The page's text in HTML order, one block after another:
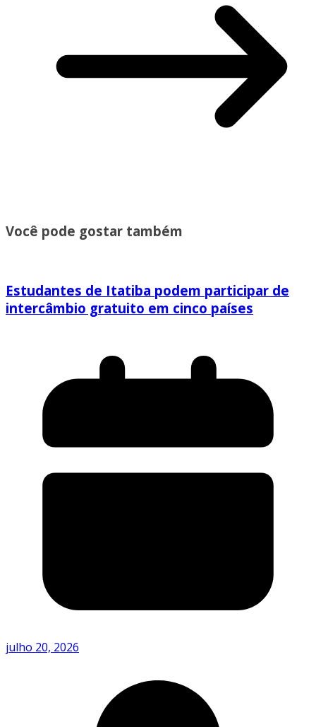
Você pode gostar também
Estudantes de Itatiba podem participar de
intercâmbio gratuito em cinco países
julho 20, 2026